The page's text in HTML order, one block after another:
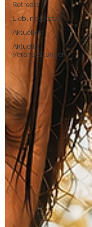
Retreats
Lieblingsplätze
Aktuelles
Aktuelle
Veranstaltungen